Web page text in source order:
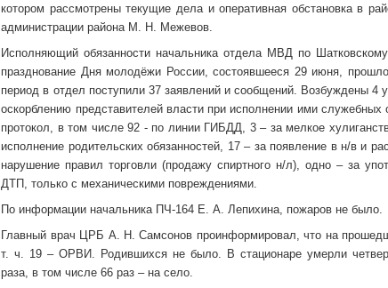
котором рассмотрены текущие дела и оперативная обстановка в
администрации района М. Н. Межевов.
Исполняющий обязанности начальника отдела МВД по
празднование Дня молодёжи России, состоявшееся 29 июня,
период в отдел поступили 37 заявлений и сообщений. Возбуждены 4
оскорблению представителей власти при исполнении ими
протокол, в том числе 92 - по линии ГИБДД, 3 – за мелкое
исполнение родительских обязанностей, 17 – за появление в н/в и
нарушение правил торговли (продажу спиртного н/л), одно – за
ДТП, только с механическими повреждениями.
По информации начальника ПЧ-164 Е. А. Лепихина, пожаров не было.
Главный врач ЦРБ А. Н. Самсонов проинформировал, что на
т. ч. 19 – ОРВИ. Родившихся не было. В стационаре умерли
раза, в том числе 66 раз – на село.